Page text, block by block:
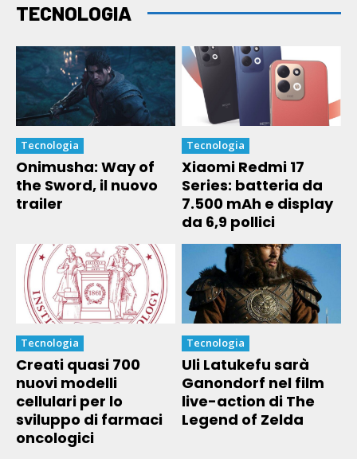
TECNOLOGIA
Tecnologia
Onimusha: Way of
the Sword, il nuovo
trailer
Tecnologia
Xiaomi Redmi 17
Series: batteria da
7.500 mAh e display
da 6,9 pollici
Tecnologia
Creati quasi 700
nuovi modelli
cellulari per lo
sviluppo di farmaci
oncologici
Tecnologia
Uli Latukefu sarà
Ganondorf nel film
live-action di The
Legend of Zelda